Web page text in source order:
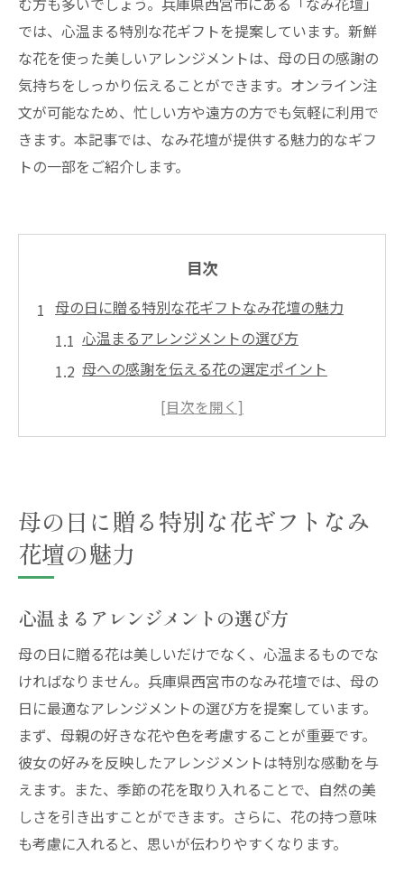
では、心温まる特別な花ギフトを提案しています。新鮮
な花を使った美しいアレンジメントは、母の日の感謝の
気持ちをしっかり伝えることができます。オンライン注
文が可能なため、忙しい方や遠方の方でも気軽に利用で
きます。本記事では、なみ花壇が提供する魅力的なギフ
トの一部をご紹介します。
目次
母の日に贈る特別な花ギフトなみ花壇の魅力
心温まるアレンジメントの選び方
母への感謝を伝える花の選定ポイント
特別な日にぴったりの花束デザイン
兵庫県西宮市のなみ花壇で探す母の日プレゼン
ト
地域限定の特別ギフトとは
人気の花ギフトトップ3
花以外のおすすめプレゼント
プレゼント選びのポイント
オンラインで簡単注文遠方の母へ花ギフトを贈
ろう
オンライン注文の流れ
受取人へのサプライズ演出法
母の日に贈る特別な花ギフトなみ
花壇の魅力
心温まるアレンジメントの選び方
母の日に贈る花は美しいだけでなく、心温まるものでな
ければなりません。兵庫県西宮市のなみ花壇では、母の
日に最適なアレンジメントの選び方を提案しています。
まず、母親の好きな花や色を考慮することが重要です。
彼女の好みを反映したアレンジメントは特別な感動を与
えます。また、季節の花を取り入れることで、自然の美
しさを引き出すことができます。さらに、花の持つ意味
も考慮に入れると、思いが伝わりやすくなります。